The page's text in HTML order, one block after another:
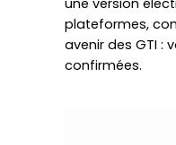
une version
plateformes,
avenir des GTI :
confirmées.